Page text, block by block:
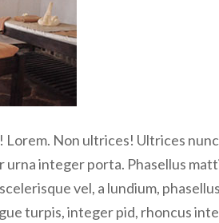
Lorem. Non ultrices! Ultrices
urna integer porta. Phasellus
vel, a lundium,
turpis, integer pid, rhoncus